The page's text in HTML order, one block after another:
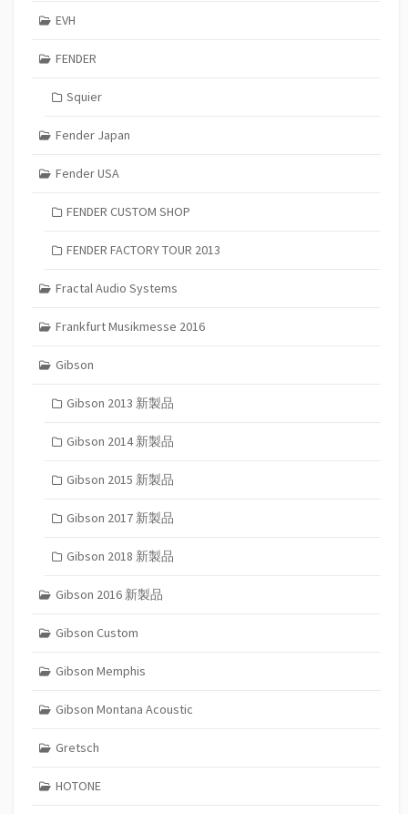
EVH
FENDER
Squier
Fender Japan
Fender USA
FENDER CUSTOM SHOP
FENDER FACTORY TOUR 2013
Fractal Audio Systems
Frankfurt Musikmesse 2016
Gibson
Gibson 2013 新製品
Gibson 2014 新製品
Gibson 2015 新製品
Gibson 2017 新製品
Gibson 2018 新製品
Gibson 2016 新製品
Gibson Custom
Gibson Memphis
Gibson Montana Acoustic
Gretsch
HOTONE